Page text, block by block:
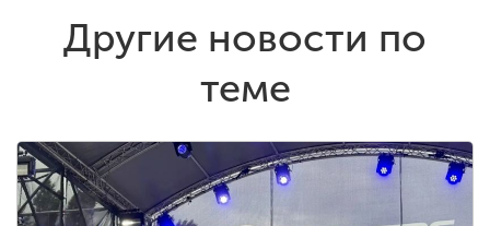
Другие новости по
теме